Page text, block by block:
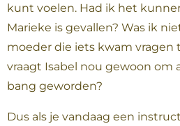
kunt voelen. Had ik het
Marieke is gevallen? Was ik
moeder die iets kwam vragen
vraagt Isabel nou gewoon om
bang geworden?
Dus als je vandaag een